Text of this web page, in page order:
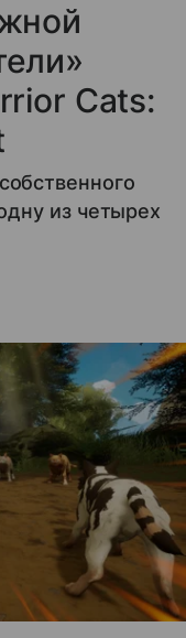
Cats:
из четырех